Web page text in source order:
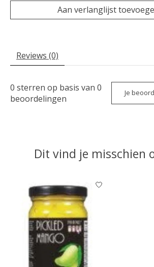
Aan verlanglijst
Reviews (0)
0 sterren op basis van 0
beoordelingen
Je
Dit vind je misschien
Items van productcarrousel